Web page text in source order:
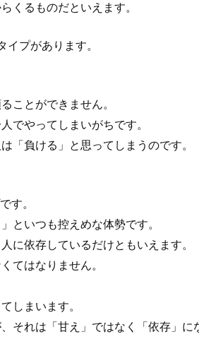
くるものだといえます。
プがあります。
ことができません。
でやってしまいがちです。
「負ける」と思ってしまうのです。
す。
といつも控えめな体勢です。
に依存しているだけともいえます。
てはなりません。
しまいます。
それは「甘え」ではなく「依存」に